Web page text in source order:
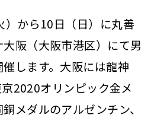
）から10日（日）に丸善
阪（大阪市港区）にて男
します。大阪には龍神
2020オリンピック金メ
メダルのアルゼンチン、